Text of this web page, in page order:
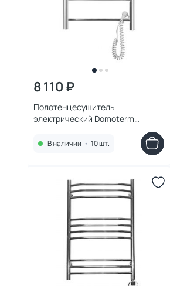
8 110 ₽
Полотенцесушитель
электрический Domoterm
Классик DMT 109-5 40x60 EK R
В наличии • 10 шт.